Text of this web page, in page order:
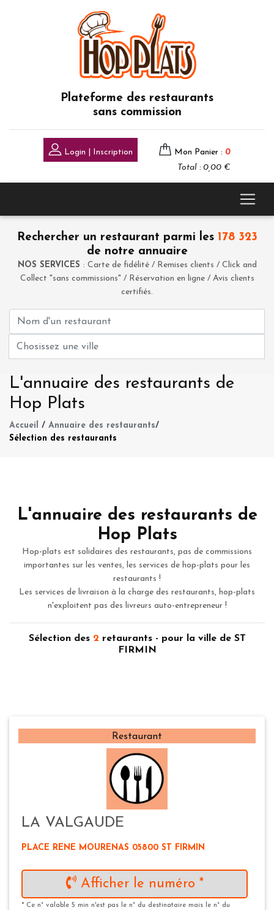
Plateforme des restaurants
sans commission
Login | Inscription Mon Panier : 0
Total : 0,00 €
Rechercher un restaurant parmi les 178 323
de notre annuaire
NOS SERVICES : Carte de fidélité / Remises clients / Click and
Collect "sans commissions" / Réservation en ligne / Avis clients
certifiés.
L'annuaire des restaurants de
Hop Plats
Accueil / Annuaire des restaurants/
Sélection des restaurants
L'annuaire des restaurants de
Hop Plats
Hop-plats est solidaires des restaurants, pas de commissions
importantes sur les ventes, les services de hop-plats pour les
restaurants !
Les services de livraison à la charge des restaurants, hop-plats
n'exploitent pas des livreurs auto-entrepreneur !
Sélection des 2 retaurants - pour la ville de ST
FIRMIN
Restaurant
LA VALGAUDE
PLACE RENE MOURENAS 05800 ST FIRMIN
Afficher le numéro *
* Ce n° valable 5 min n'est pas le n° du destinataire mais le n° du